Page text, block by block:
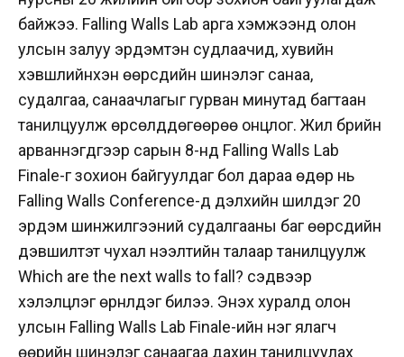
байжээ. Falling Walls Lab арга хэмжээнд олон
улсын залуу эрдэмтэн судлаачид, хувийн
хэвшлийнхэн өөрсдийн шинэлэг санаа,
судалгаа, санаачлагыг гурван минутад багтаан
танилцуулж өрсөлддөгөөрөө онцлог. Жил бүрийн
арваннэгдүгээр сарын 8-нд Falling Walls Lab
Finale-г зохион байгуулдаг бол дараа өдөр нь
Falling Walls Conference-д дэлхийн шилдэг 20
эрдэм шинжилгээний судалгааны баг өөрсдийн
дэвшилтэт чухал нээлтийн талаар танилцуулж
Which are the next walls to fall? сэдвээр
хэлэлцүүлэг өрнүүлдэг билээ. Энэхүү хуралд олон
улсын Falling Walls Lab Finale-ийн нэг ялагч
өөрийн шинэлэг санаагаа дахин танилцуулах